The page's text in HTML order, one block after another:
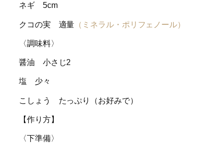
ネギ 5cm
クコの実 適量 （ミネラル・ポリフェノール）
〈調味料〉
醤油 小さじ2
塩 少々
こしょう たっぷり（お好みで）
【作り方】
〈下準備〉